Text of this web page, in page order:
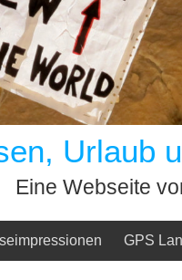
Urlaub
Eine Webseite
GPS